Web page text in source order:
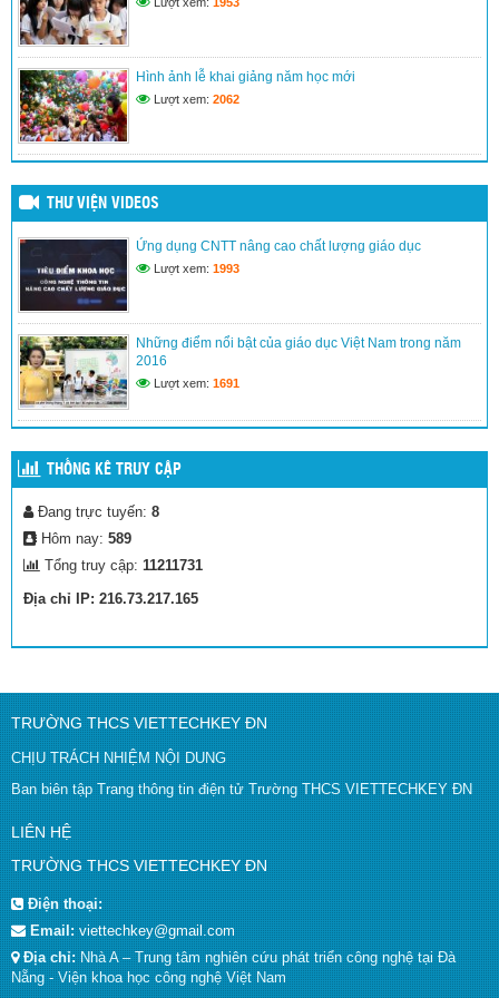
Kế hoạch đổi mới giáo dục nâng cao chất lượng dạy và học
(24/03/2017)
Hình ảnh lễ khai giảng năm học mới
Lượt xem: 2062
THƯ VIỆN VIDEOS
Ứng dụng CNTT nâng cao chất lượng giáo dục
Lượt xem: 1993
Những điểm nổi bật của giáo dục Việt Nam trong năm
2016
Lượt xem: 1691
THỐNG KÊ TRUY CẬP
Đang trực tuyến: 8
Hôm nay: 589
Tổng truy cập: 11211731
Địa chỉ IP: 216.73.217.165
TRƯỜNG THCS VIETTECHKEY ĐN
CHỊU TRÁCH NHIỆM NỘI DUNG
Ban biên tập Trang thông tin điện tử Trường THCS VIETTECHKEY ĐN
LIÊN HỆ
TRƯỜNG THCS VIETTECHKEY ĐN
Điện thoại:
Email:viettechkey@gmail.com
Địa chỉ:Nhà A – Trung tâm nghiên cứu phát triển công nghệ tại Đà
Nẵng - Viện khoa học công nghệ Việt Nam